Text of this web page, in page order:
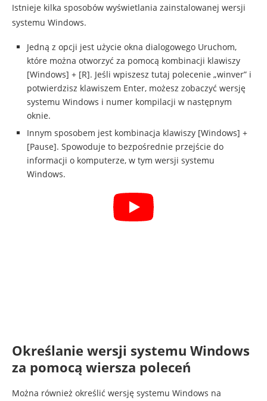
Istnieje kilka sposobów wyświetlania zainstalowanej wersji
systemu Windows.
Jedną z opcji jest użycie okna dialogowego Uruchom,
które można otworzyć za pomocą kombinacji klawiszy
[Windows] + [R]. Jeśli wpiszesz tutaj polecenie „winver” i
potwierdzisz klawiszem Enter, możesz zobaczyć wersję
systemu Windows i numer kompilacji w następnym
oknie.
Innym sposobem jest kombinacja klawiszy [Windows] +
[Pause]. Spowoduje to bezpośrednie przejście do
informacji o komputerze, w tym wersji systemu
Windows.
Określanie wersji systemu Windows
za pomocą wiersza poleceń
Można również określić wersję systemu Windows na